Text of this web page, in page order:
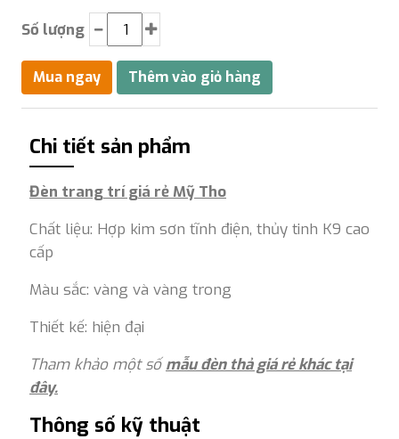
Số lượng
Chi tiết sản phẩm
Đèn trang trí giá rẻ Mỹ Tho
Chất liệu: Hợp kim sơn tĩnh điện, thủy tinh K9 cao
cấp
Màu sắc: vàng và vàng trong
Thiết kế: hiện đại
Tham khảo một sốmẫu đèn thả giá rẻ khác tại
đây.
Thông số kỹ thuật